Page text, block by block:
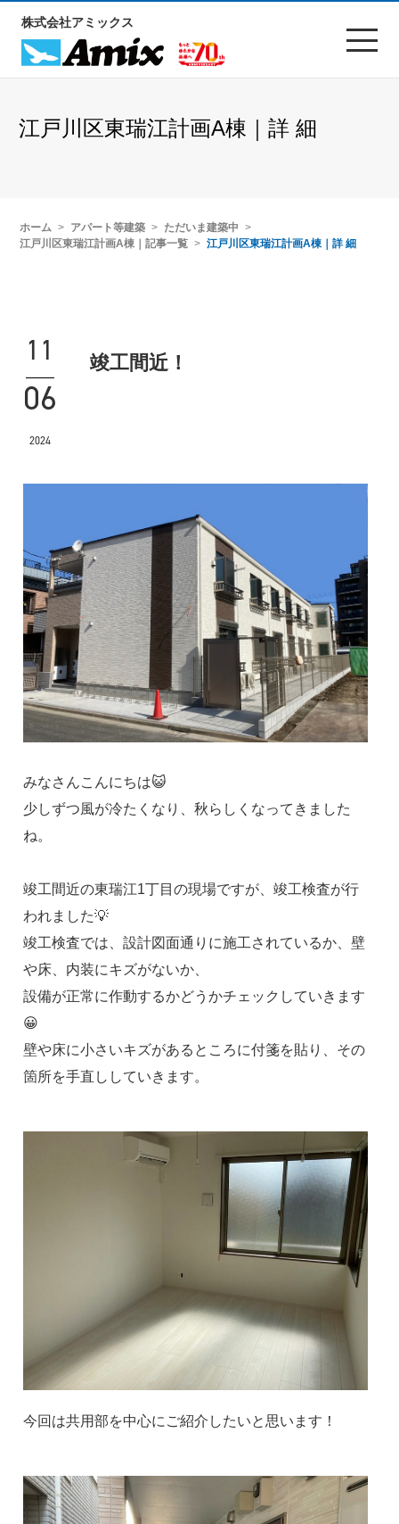
株式会社アミックス
江戸川区東瑞江計画A棟｜詳 細
ホーム アパート等建築
ただいま建築中
江戸川区東瑞江計画A棟｜記事一覧
江戸川区東瑞江計画A棟｜詳 細
11
06
2024
竣工間近！
みなさんこんにちは😺
少しずつ風が冷たくなり、秋らしくなってきました
ね。
竣工間近の東瑞江1丁目の現場ですが、竣工検査が行
われました💡
竣工検査では、設計図面通りに施工されているか、壁
や床、内装にキズがないか、
設備が正常に作動するかどうかチェックしていきます
😀
壁や床に小さいキズがあるところに付箋を貼り、その
箇所を手直ししていきます。
今回は共用部を中心にご紹介したいと思います！